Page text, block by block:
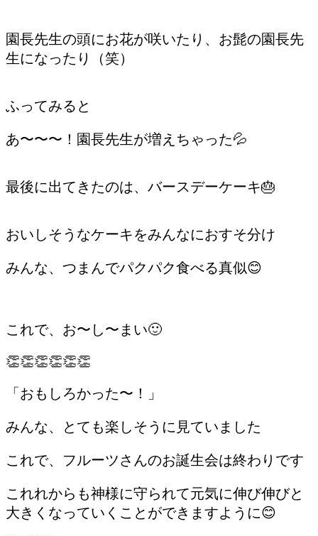
園長先生の頭にお花が咲いたり、お髭の園長先
生になったり（笑）
ふってみると
あ〜〜〜！園長先生が増えちゃった💦
最後に出てきたのは、バースデーケーキ🎂
おいしそうなケーキをみんなにおすそ分け
みんな、つまんでパクパク食べる真似😊
これで、お〜し〜まい🙂
👏👏👏👏👏👏
「おもしろかった〜！」
みんな、とても楽しそうに見ていました
これで、フルーツさんのお誕生会は終わりです
これれからも神様に守られて元気に伸び伸びと
大きくなっていくことができますように😊